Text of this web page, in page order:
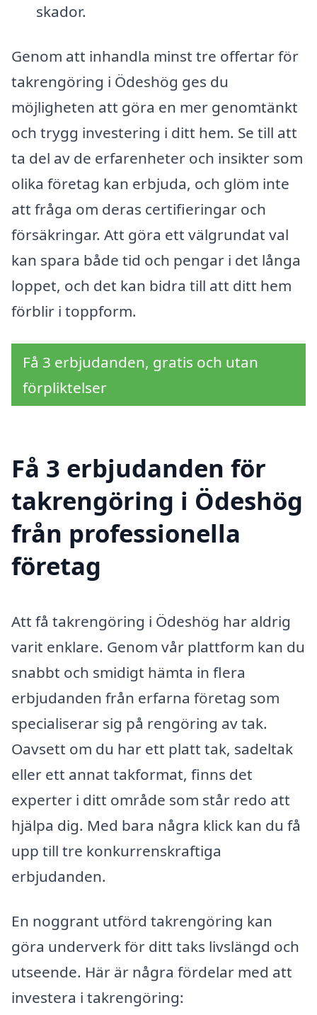
skador.
Genom att inhandla minst tre offertar för
takrengöring i Ödeshög ges du
möjligheten att göra en mer genomtänkt
och trygg investering i ditt hem. Se till att
ta del av de erfarenheter och insikter som
olika företag kan erbjuda, och glöm inte
att fråga om deras certifieringar och
försäkringar. Att göra ett välgrundat val
kan spara både tid och pengar i det långa
loppet, och det kan bidra till att ditt hem
förblir i toppform.
Få 3 erbjudanden, gratis och utan
förpliktelser
Få 3 erbjudanden för
takrengöring i Ödeshög
från professionella
företag
Att få takrengöring i Ödeshög har aldrig
varit enklare. Genom vår plattform kan du
snabbt och smidigt hämta in flera
erbjudanden från erfarna företag som
specialiserar sig på rengöring av tak.
Oavsett om du har ett platt tak, sadeltak
eller ett annat takformat, finns det
experter i ditt område som står redo att
hjälpa dig. Med bara några klick kan du få
upp till tre konkurrenskraftiga
erbjudanden.
En noggrant utförd takrengöring kan
göra underverk för ditt taks livslängd och
utseende. Här är några fördelar med att
investera i takrengöring: